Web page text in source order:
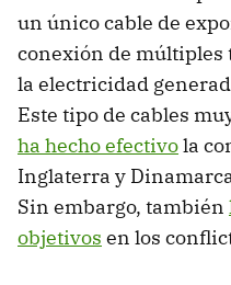
un único cable de
conexión de
la electricidad
Este tipo de cables
ha hecho efectivola
Inglaterra y
Sin embargo, también
objetivos en los